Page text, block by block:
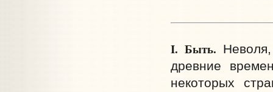
I. Быть.
древние
некоторых